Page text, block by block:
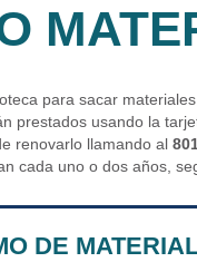
para sacar materiales
prestados usando la
renovarlo llamando al
cada uno o dos años,
DE